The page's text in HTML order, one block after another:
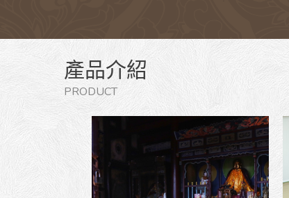
產品介紹
PRODUCT